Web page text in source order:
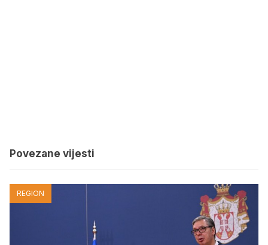
Povezane vijesti
REGION